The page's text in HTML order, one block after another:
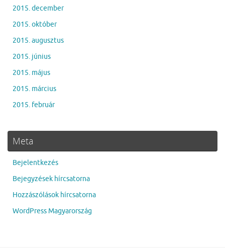
2015. december
2015. október
2015. augusztus
2015. június
2015. május
2015. március
2015. február
Meta
Bejelentkezés
Bejegyzések hírcsatorna
Hozzászólások hírcsatorna
WordPress Magyarország